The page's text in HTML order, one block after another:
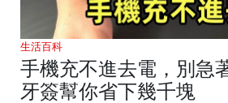
生活百科
手機充不進去電，別急
牙簽幫你省下幾千塊